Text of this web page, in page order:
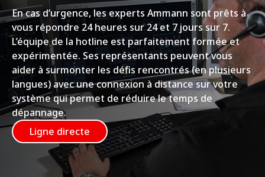
En cas d’urgence, les experts Ammann sont prêts à
vous répondre 24 heures sur 24 et 7 jours sur 7.
L’équipe de la hotline est parfaitement formée et
expérimentée. Ses représentants peuvent vous
aider à surmonter les défis rencontrés (en plusieurs
langues) avec une connexion à distance sur votre
système qui permet de réduire le temps de
dépannage.
Ligne directe